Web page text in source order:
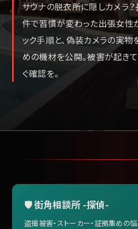
サウナの脱衣所に隠しカメラ
件で習慣が変わった出張女性
ック手順と、偽装カメラの実
めの機材を公開。被害が起き
ぐ確認を。
🛡️ 街角相談所 -探偵-
盗撮被害・ストーカー・証拠集めの